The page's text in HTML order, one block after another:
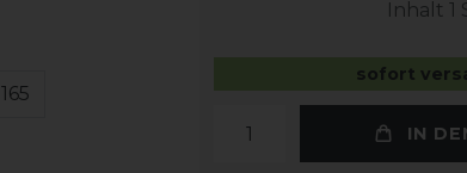
165
Inhalt 1
sofort
IN